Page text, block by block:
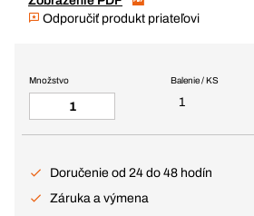
Odporučiť produkt priateľovi
Balenie / KS
1
Množstvo
Doručenie od 24 do 48 hodín
Záruka a výmena